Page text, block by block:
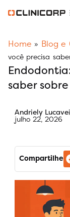
Home » Blog e
você precisa
saber
Andriely Lucavei
julho 22, 2026
Compartilhe